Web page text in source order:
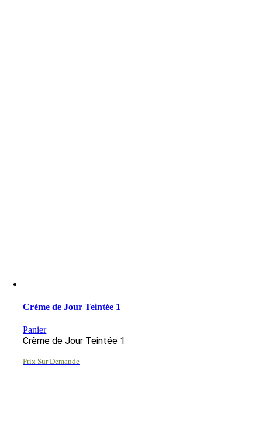
Crème de Jour Teintée 1
Panier
Crème de Jour Teintée 1
Prix Sur Demande